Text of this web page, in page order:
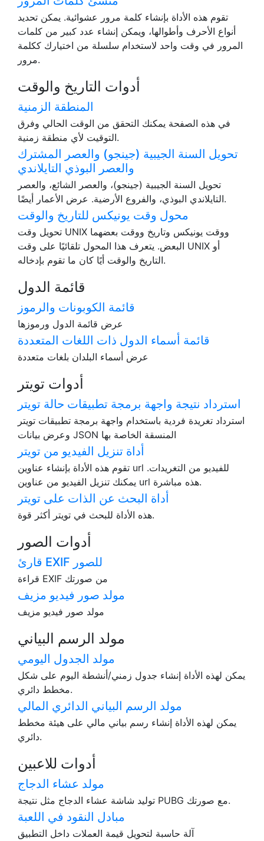
تقوم هذه الأداة بإنشاء كلمة مرور عشوائية. يمكن تحديد
أنواع الأحرف وأطوالها، ويمكن إنشاء عدد كبير من كلمات
المرور في وقت واحد لاستخدام سلسلة من اختيارك ككلمة
مرور.
أدوات التاريخ والوقت
المنطقة الزمنية
في هذه الصفحة يمكنك التحقق من الوقت الحالي وفرق
التوقيت لأي منطقة زمنية.
تحويل السنة الجيبية (جينجو) والعصر المشترك
والعصر البوذي التايلاندي
تحويل السنة الجيبية (جينجو)، والعصر الشائع، والعصر
التايلاندي البوذي، والفروع الأرضية. عرض الأعمار أيضًا.
محول وقت يونيكس للتاريخ والوقت
تحويل وقت UNIX ووقت يونيكس وتاريخ ووقت بعضهما
البعض. يتعرف هذا المحول تلقائيًا على وقت UNIX أو
التاريخ والوقت أيًا كان ما تقوم بإدخاله.
قائمة الدول
قائمة الكوبونات والرموز
عرض قائمة الدول ورموزها
قائمة أسماء الدول ذات اللغات المتعددة
عرض أسماء البلدان بلغات متعددة
أدوات تويتر
استرداد نتيجة واجهة برمجة تطبيقات حالة تويتر
استرداد تغريدة فردية باستخدام واجهة برمجة تطبيقات تويتر
وعرض بيانات JSON المنسقة الخاصة بها
أداة تنزيل الفيديو من تويتر
تقوم هذه الأداة بإنشاء عناوين url للفيديو من التغريدات.
يمكنك تنزيل الفيديو من عناوين url هذه مباشرة.
أداة البحث عن الذات على تويتر
هذه الأداة للبحث في تويتر أكثر قوة.
أدوات الصور
قارئ EXIF للصور
قراءة EXIF من صورتك
مولد صور فيديو مزيف
مولد صور فيديو مزيف
مولد الرسم البياني
مولد الجدول اليومي
يمكن لهذه الأداة إنشاء جدول زمني/أنشطة اليوم على شكل
مخطط دائري.
مولد الرسم البياني الدائري المالي
يمكن لهذه الأداة إنشاء رسم بياني مالي على هيئة مخطط
دائري.
أدوات للاعبين
مولد عشاء الدجاج
توليد شاشة عشاء الدجاج مثل نتيجة PUBG مع صورتك.
مبادل النقود في اللعبة
آلة حاسبة لتحويل قيمة العملات داخل التطبيق